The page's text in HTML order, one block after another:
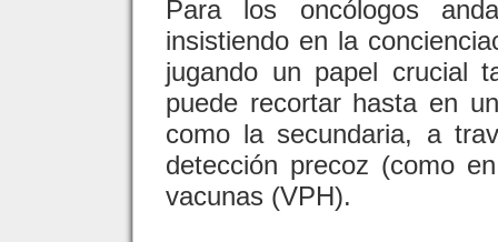
Para los oncólogos
insistiendo en la
jugando un papel crucial
puede recortar hasta en
como la secundaria, a
detección precoz (como
vacunas (VPH).